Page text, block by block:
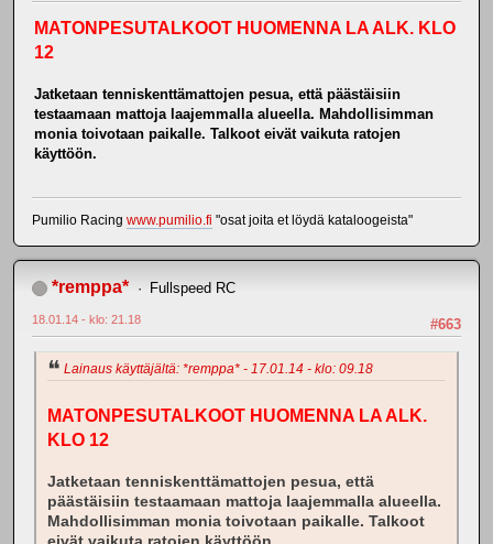
MATONPESUTALKOOT HUOMENNA LA ALK. KLO
12
Jatketaan tenniskenttämattojen pesua, että päästäisiin
testaamaan mattoja laajemmalla alueella. Mahdollisimman
monia toivotaan paikalle. Talkoot eivät vaikuta ratojen
käyttöön.
Pumilio Racing www.pumilio.fi "osat joita et löydä kataloogeista"
*remppa* Fullspeed RC
#663
18.01.14 - klo: 21.18
Lainaus käyttäjältä: *remppa* - 17.01.14 - klo: 09.18
MATONPESUTALKOOT HUOMENNA LA ALK.
KLO 12
Jatketaan tenniskenttämattojen pesua, että
päästäisiin testaamaan mattoja laajemmalla alueella.
Mahdollisimman monia toivotaan paikalle. Talkoot